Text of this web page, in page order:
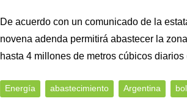
De acuerdo con un comunicado de la
novena adenda permitirá abastecer la
hasta 4 millones de metros cúbicos diarios
Energía abastecimiento Argentina